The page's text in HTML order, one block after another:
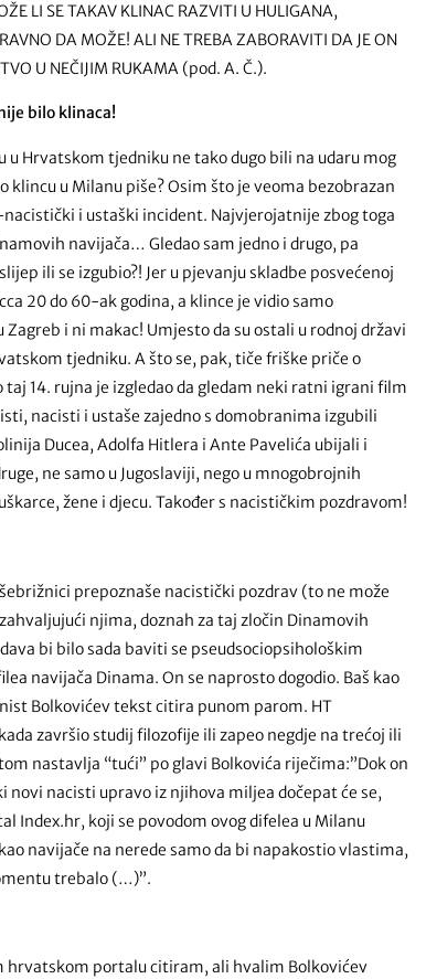
LI SE TAKAV KLINAC RAZVITI U HULIGANA,
DA MOŽE! ALI NE TREBA ZABORAVITI DA JE ON
U NEČIJIM RUKAMA (pod. A. Č.).
bilo klinaca!
Hrvatskom tjedniku ne tako dugo bili na udaru mog
klincu u Milanu piše? Osim što je veoma bezobrazan
i ustaški incident. Najvjerojatnije zbog toga
navijača… Gledao sam jedno i drugo, pa
ili se izgubio?! Jer u pjevanju skladbe posvećenoj
20 do 60-ak godina, a klince je vidio samo
i ni makac! Umjesto da su ostali u rodnoj državi
tjedniku. A što se, pak, tiče friške priče o
14. rujna je izgledao da gledam neki ratni igrani film
nacisti i ustaše zajedno s domobranima izgubili
Ducea, Adolfa Hitlera i Ante Pavelića ubijali i
ne samo u Jugoslaviji, nego u mnogobrojnih
žene i djecu. Također s nacističkim pozdravom!
prepoznaše nacistički pozdrav (to ne može
njima, doznah za taj zločin Dinamovih
bi bilo sada baviti se pseudsociopsihološkim
navijača Dinama. On se naprosto dogodio. Baš kao
Bolkovićev tekst citira punom parom. HT
završio studij filozofije ili zapeo negdje na trećoj ili
nastavlja “tući” po glavi Bolkovića riječima:”Dok on
nacisti upravo iz njihova miljea dočepat će se,
Index.hr, koji se povodom ovog difelea u Milanu
navijače na nerede samo da bi napakostio vlastima,
trebalo (…)”.
hrvatskom portalu citiram, ali hvalim Bolkovićev